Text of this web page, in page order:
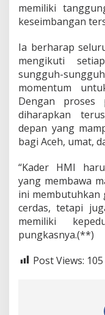
memiliki
keseimbangan
Ia berharap
mengikuti
sungguh-
momentum
Dengan proses
diharapkan
depan yang
bagi Aceh, umat,
“Kader HMI
yang membawa
ini membutuhkan
cerdas, tetapi
memiliki
pungkasnya.(**)
Post Views: 105